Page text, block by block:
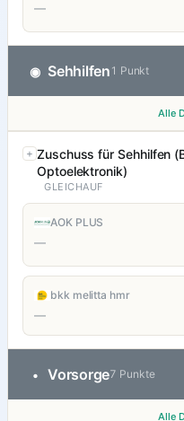
—
◉ Sehhilfen 1 Punkt
Alle
Zuschuss für Sehhilfen
Optoelektronik)
GLEICHAUF
AOK PLUS
—
bkk melitta hmr
—
• Vorsorge7 Punkte
Alle